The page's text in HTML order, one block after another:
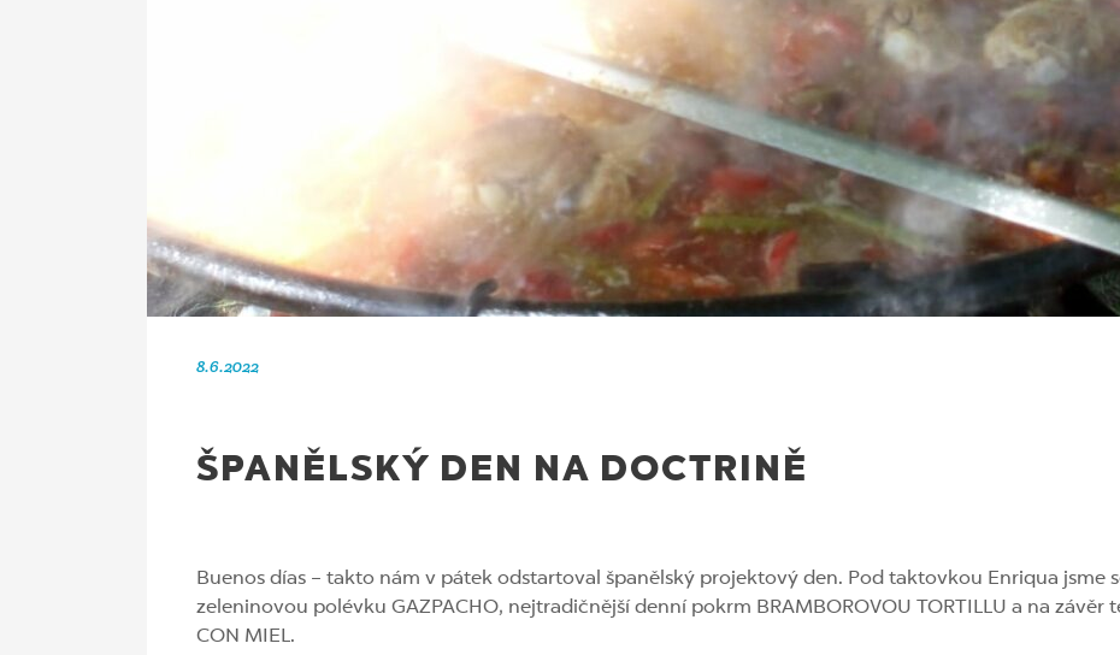
8.6.2022
ŠPANĚLSKÝ DEN NA DOCTRINĚ
Buenos días – takto nám v pátek odstartoval španělský projektový den. Pod taktovkou Enriqua jsme
zeleninovou polévku GAZPACHO, nejtradičnější denní pokrm BRAMBOROVOU TORTILLU a na závěr
CON MIEL.